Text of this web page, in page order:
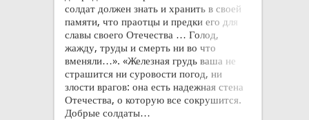
солдат должен знать и хранить в своей
памяти, что праотцы и предки его для
славы своего Отечества … Голод,
жажду, труды и смерть ни во что
вменяли…». «Железная грудь ваша не
страшится ни суровости погод, ни
злости врагов: она есть надежная стена
Отечества, о которую все сокрушится.
Добрые солдаты…